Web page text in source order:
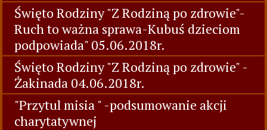
Święto Rodziny "Z Rodziną po zdrowie"-
Ruch to ważna sprawa-Kubuś dzieciom
podpowiada" 05.06.2018r.
Święto Rodziny "Z Rodziną po zdrowie" -
Żakinada 04.06.2018r.
"Przytul misia " -podsumowanie akcji
charytatywnej